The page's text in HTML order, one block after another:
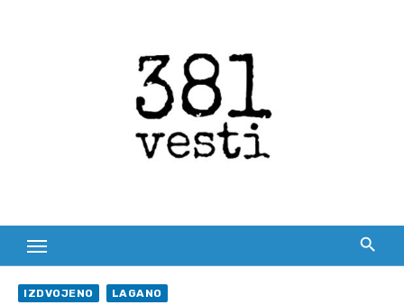
IZDVOJENO LAGANO